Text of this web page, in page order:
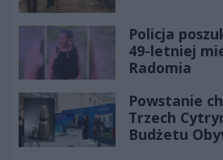
Policja
49-letniej
Radomia
Powstanie
Trzech
Budżetu